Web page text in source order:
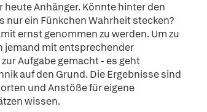
Anhänger. Könnte hinter den
ein Fünkchen Wahrheit stecken?
ernst genommen zu werden. Um zu
jemand mit entsprechender
Aufgabe gemacht - es geht
auf den Grund. Die Ergebnisse sind
und Anstöße für eigene
wissen.